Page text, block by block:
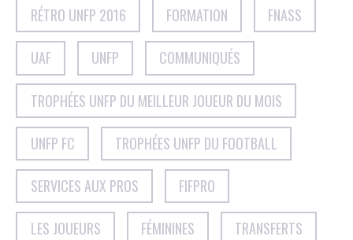
RÉTRO UNFP 2016 FORMATION FNASS
UAF UNFP COMMUNIQUÉS
TROPHÉES UNFP DU MEILLEUR JOUEUR DU MOIS
UNFP FC TROPHÉES UNFP DU FOOTBALL
SERVICES AUX PROS FIFPRO
LES JOUEURS FÉMININES TRANSFERTS